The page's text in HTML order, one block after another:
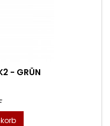
- GRÜN